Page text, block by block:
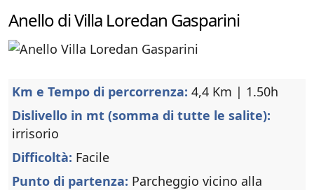
Anello di Villa Loredan Gasparini
Km e Tempo di percorrenza: 4,4 Km | 1.50h
Dislivello in mt (somma di tutte le salite):
irrisorio
Difficoltà: Facile
Punto di partenza: Parcheggio vicino alla